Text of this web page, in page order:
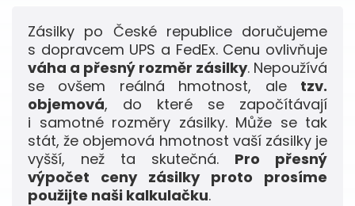
Zásilky po České republice doručujeme
s dopravcem UPS a FedEx. Cenu ovlivňuje
váha a přesný rozměr zásilky. Nepoužívá
se ovšem reálná hmotnost, ale tzv.
objemová, do které se započítávají
i samotné rozměry zásilky. Může se tak
stát, že objemová hmotnost vaší zásilky je
vyšší, než ta skutečná. Pro přesný
výpočet ceny zásilky proto prosíme
použijte naši kalkulačku.